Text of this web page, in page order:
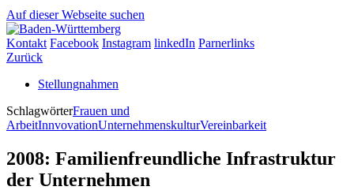
Auf dieser Webseite suchen
Kontakt Facebook Instagram linkedIn Parnerlinks
Zurück
Stellungnahmen
SchlagwörterFrauen und
ArbeitInnvovationUnternehmenskulturVereinbarkeit
2008: Familienfreundliche Infrastruktur
der Unternehmen